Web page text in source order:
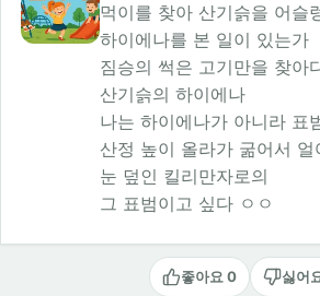
먹이를 찾아 산기슭을 어슬
하이에나를 본 일이 있는가
짐승의 썩은 고기만을 찾아
산기슭의 하이에나
나는 하이에나가 아니라 표
산정 높이 올라가 굶어서 얼
눈 덮인 킬리만자로의
그 표범이고 싶다 ㅇㅇ
좋아요 0 싫어